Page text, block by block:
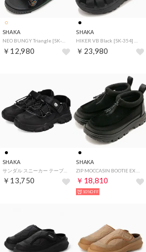
SHAKA
￥12,980
SHAKA
￥23,980
SHAKA
￥13,750
SHAKA
￥18,810
10%OFF